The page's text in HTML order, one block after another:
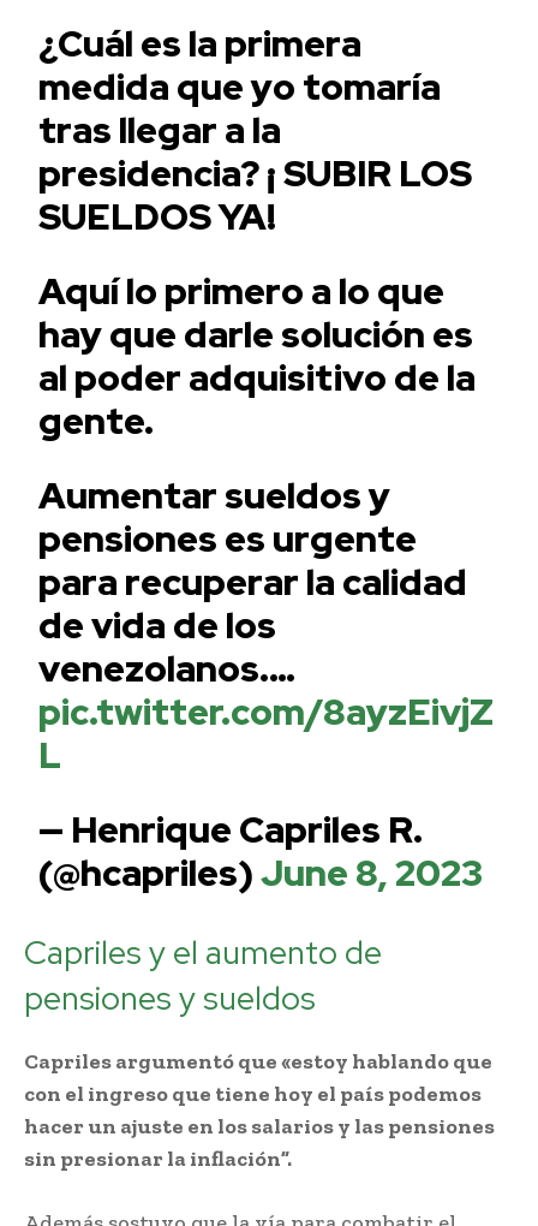
¿Cuál es la primera
medida que yo tomaría
tras llegar a la
presidencia? ¡ SUBIR LOS
SUELDOS YA!
Aquí lo primero a lo que
hay que darle solución es
al poder adquisitivo de la
gente.
Aumentar sueldos y
pensiones es urgente
para recuperar la calidad
de vida de los
venezolanos.…
pic.twitter.com/8ayzEivjZ
L
— Henrique Capriles R.
(@hcapriles)June 8, 2023
Capriles y el aumento de
pensiones y sueldos
Capriles argumentó que «estoy hablando que
con el ingreso que tiene hoy el país podemos
hacer un ajuste en los salarios y las pensiones
sin presionar la inflación”.